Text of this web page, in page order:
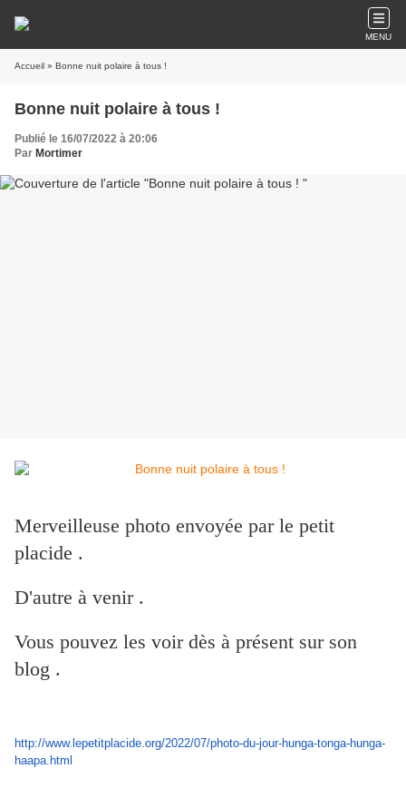
MENU
Accueil » Bonne nuit polaire à tous !
Bonne nuit polaire à tous !
Publié le 16/07/2022 à 20:06
Par Mortimer
Merveilleuse photo envoyée par le petit
placide .
D'autre à venir .
Vous pouvez les voir dès à présent sur son
blog .
http://www.lepetitplacide.org/2022/07/photo-du-jour-hunga-tonga-hunga-
haapa.html